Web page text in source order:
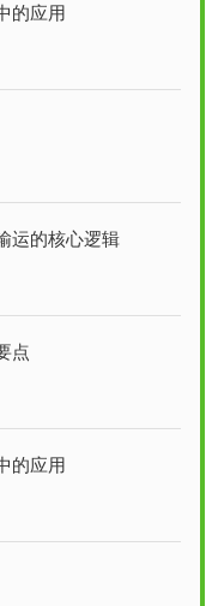
的应用
运的核心逻辑
点
的应用